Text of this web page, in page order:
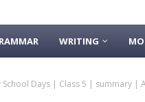
WRITING
School Days | Class 5 | summary |